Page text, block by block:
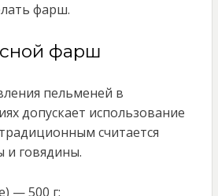
фарш.
фарш
пельменей в
допускает использование
считается
и говядины.
— 500 г;